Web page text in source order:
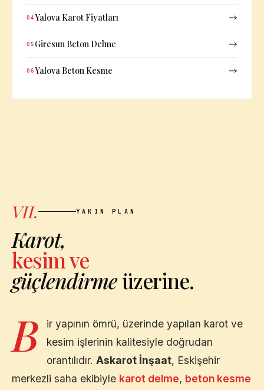
04 Yalova Karot Fiyatları
05 Giresun Beton Delme
06 Yalova Beton Kesme
VII. YAKIN PLAN
Karot,
kesim ve
güçlendirmeüzerine.
B
ir yapının ömrü, üzerinde yapılan karot ve
kesim işlerinin kalitesiyle doğrudan
orantılıdır. Askarot İnşaat, Eskişehir
merkezli saha ekibiyle karot delme, beton kesme